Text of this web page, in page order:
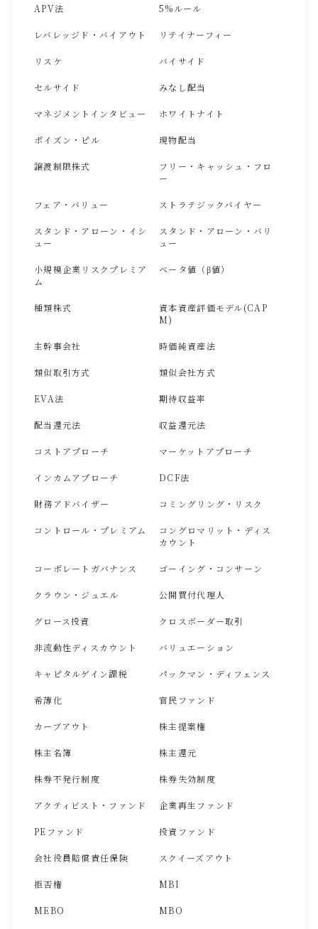
APV法 5%ルール
レバレッジド・バイアウト リテイナーフィー
リスケ バイサイド
セルサイド みなし配当
マネジメントインタビュー ホワイトナイト
ポイズン・ピル 現物配当
譲渡制限株式
フリー・キャッシュ・フロ
ー
フェア・バリュー ストラテジックバイヤー
スタンド・アローン・イシ
ュー
スタンド・アローン・バリ
ュー
小規模企業リスクプレミア
ム
ベータ値（β値）
種類株式
資本資産評価モデル(CAP
M)
主幹事会社 時価純資産法
類似取引方式 類似会社方式
EVA法 期待収益率
配当還元法 収益還元法
コストアプローチ マーケットアプローチ
インカムアプローチ DCF法
財務アドバイザー コミングリング・リスク
コントロール・プレミアム
コングロマリット・ディス
カウント
コーポレートガバナンス ゴーイング・コンサーン
クラウン・ジュエル 公開買付代理人
グロース投資 クロスボーダー取引
非流動性ディスカウント バリュエーション
キャピタルゲイン課税 パックマン・ディフェンス
希薄化 官民ファンド
カーブアウト 株主提案権
株主名簿 株主還元
株券不発行制度 株券失効制度
アクティビスト・ファンド 企業再生ファンド
PEファンド 投資ファンド
会社役員賠償責任保険 スクイーズアウト
拒否権 MBI
MEBO MBO